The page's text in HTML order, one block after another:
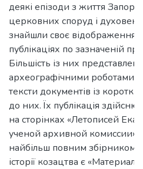
деякі епізоди з життя
церковних споруд і
знайшли своє відображення
публікаціях по зазначеній
Більшість із них представлена
археографічними роботами,
тексти документів із
до них. Їх публікація
на сторінках «Летописей
ученой архивной комиссии».
найбільш повним збірником
історії козацтва є